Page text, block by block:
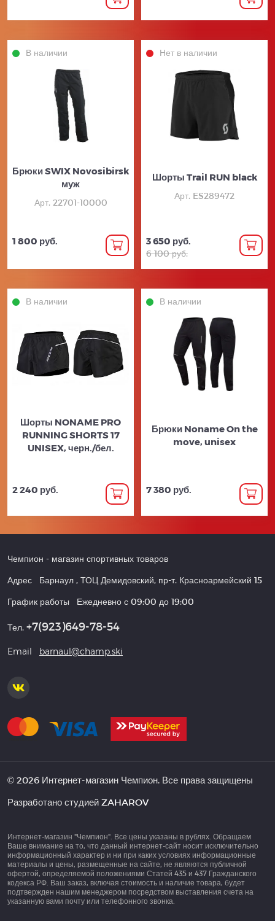
В наличии
Брюки SWIX Novosibirsk
муж
Арт. 22701-10000
1 800 руб.
Нет в наличии
Шорты Trail RUN black
Арт. ES289472
3 650 руб.
6 100 руб.
В наличии
Шорты NONAME PRO
RUNNING SHORTS 17
UNISEX, черн./бел.
2 240 руб.
В наличии
Брюки Noname On the
move, unisex
7 380 руб.
Чемпион - магазин спортивных товаров
Адрес Барнаул , ТОЦ Демидовский, пр-т. Красноармейский 15
График работы Ежедневно с 09:00 до 19:00
Тел. +7(923)649-78-54
Email barnaul@champ.ski
© 2026 Интернет-магазин Чемпион. Все права защищены
Разработано студией ZAHAROV
Интернет-магазин "Чемпион". Все цены указаны в рублях. Обращаем
Ваше внимание на то, что данный интернет-сайт носит исключительно
информационный характер и ни при каких условиях информационные
материалы и цены, размещенные на сайте, не являются публичной
офертой, определяемой положениями Статей 435 и 437 Гражданского
кодекса РФ. Ваш заказ, включая стоимость и наличие товара, будет
подтвержден нашим менеджером посредством выставления счета на
указанную вами почту или телефонного звонка.